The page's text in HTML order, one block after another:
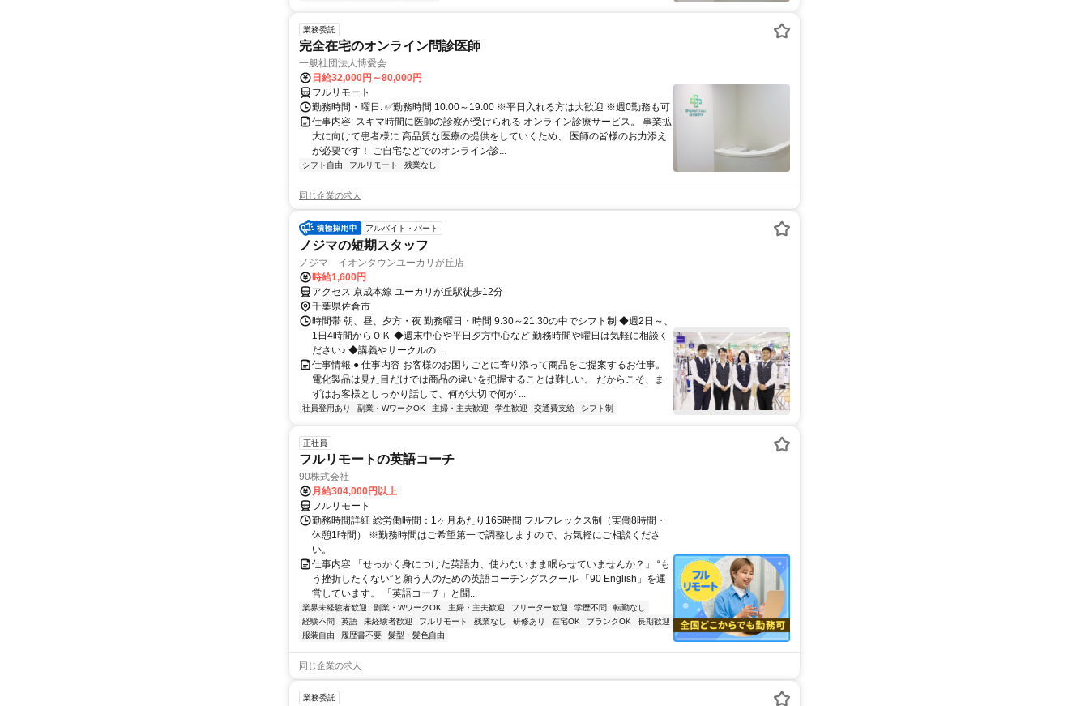
業務委託
完全在宅のオンライン問診医師
一般社団法人博愛会
日給32,000円～80,000円
フルリモート
勤務時間・曜日: ✅勤務時間 10:00～19:00 ※平日入れる方は大歓迎 ※週0勤務も可
仕事内容: スキマ時間に医師の診察が受けられる オンライン診療サービス。 事業拡
大に向けて患者様に 高品質な医療の提供をしていくため、 医師の皆様のお力添え
が必要です！ ご自宅などでのオンライン診...
シフト自由 フルリモート 残業なし
同じ企業の求人
アルバイト・パート
ノジマの短期スタッフ
ノジマ イオンタウンユーカリが丘店
時給1,600円
アクセス 京成本線 ユーカリが丘駅徒歩12分
千葉県佐倉市
時間帯 朝、昼、夕方・夜 勤務曜日・時間 9:30～21:30の中でシフト制 ◆週2日～、
1日4時間からＯＫ ◆週末中心や平日夕方中心など 勤務時間や曜日は気軽に相談く
ださい♪ ◆講義やサークルの...
仕事情報 ● 仕事内容 お客様のお困りごとに寄り添って商品をご提案するお仕事。
電化製品は見た目だけでは商品の違いを把握することは難しい。 だからこそ、ま
ずはお客様としっかり話して、何が大切で何が ...
社員登用あり 副業・WワークOK 主婦・主夫歓迎 学生歓迎 交通費支給 シフト制
正社員
フルリモートの英語コーチ
90株式会社
月給304,000円以上
フルリモート
勤務時間詳細 総労働時間：1ヶ月あたり165時間 フルフレックス制（実働8時間・
休憩1時間） ※勤務時間はご希望第一で調整しますので、お気軽にご相談くださ
い。
仕事内容 「せっかく身につけた英語力、使わないまま眠らせていませんか？」 “も
う挫折したくない”と願う人のための英語コーチングスクール 「90 English」を運
営しています。 「英語コーチ」と聞...
業界未経験者歓迎 副業・WワークOK 主婦・主夫歓迎 フリーター歓迎 学歴不問
転勤なし
経験不問
英語 未経験者歓迎 フルリモート 残業なし 研修あり 在宅OK ブランクOK
長期歓迎
服装自由
履歴書不要 髪型・髪色自由
同じ企業の求人
業務委託